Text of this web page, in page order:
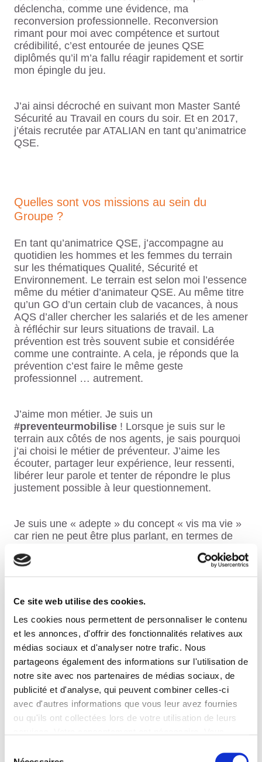
Ce site web utilise des cookies.
Les cookies nous permettent de personnaliser le contenu
et les annonces, d'offrir des fonctionnalités relatives aux
médias sociaux et d'analyser notre trafic. Nous
partageons également des informations sur l'utilisation de
notre site avec nos partenaires de médias sociaux, de
publicité et d'analyse, qui peuvent combiner celles-ci
avec d'autres informations que vous leur avez fournies
ou qu'ils ont collectées lors de votre utilisation de leurs
déclencha, comme une évidence, ma
reconversion professionnelle. Reconversion
rimant pour moi avec compétence et surtout
crédibilité, c’est entourée de jeunes QSE
diplômés qu’il m’a fallu réagir rapidement et sortir
mon épingle du jeu.
J’ai ainsi décroché en suivant mon Master Santé
Sécurité au Travail en cours du soir. Et en 2017,
j’étais recrutée par ATALIAN en tant qu’animatrice
QSE.
Quelles sont vos missions au sein du
Groupe ?
En tant qu’animatrice QSE, j’accompagne au
quotidien les hommes et les femmes du terrain
sur les thématiques Qualité, Sécurité et
Environnement. Le terrain est selon moi l’essence
même du métier d’animateur QSE. Au même titre
qu’un GO d’un certain club de vacances, à nous
AQS d’aller chercher les salariés et de les amener
à réfléchir sur leurs situations de travail. La
prévention est très souvent subie et considérée
comme une contrainte. A cela, je réponds que la
prévention c’est faire le même geste
professionnel … autrement.
J’aime mon métier. Je suis un
#preventeurmobilise ! Lorsque je suis sur le
terrain aux côtés de nos agents, je sais pourquoi
j’ai choisi le métier de préventeur. J’aime les
écouter, partager leur expérience, leur ressenti,
libérer leur parole et tenter de répondre le plus
justement possible à leur questionnement.
Je suis une « adepte » du concept « vis ma vie »
car rien ne peut être plus parlant, en termes de
salariés quel que soit le secteur d’activité.
à comprendre les enjeux de son poste, voire sa
et/ou la souffrance psychologique que peut
engendrer un environnement de travail.
En quoi la Santé et la Sécurité au Travail
sont-elles importantes à vos yeux ?
sera un salarié performant et productif. En ce